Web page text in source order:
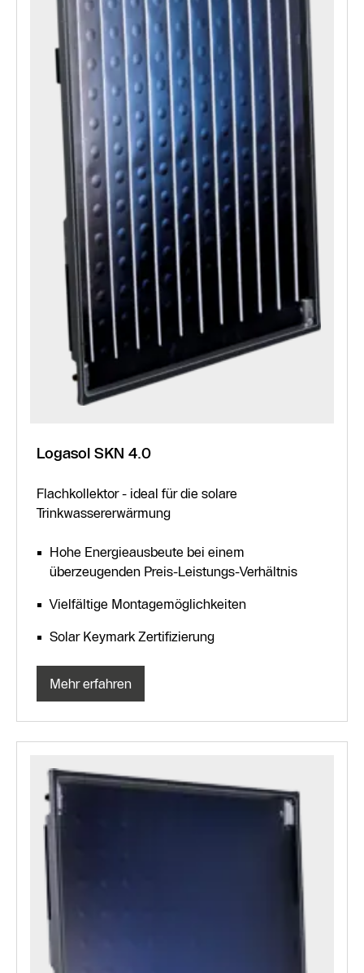
Logasol SKN 4.0
Flachkollektor - ideal für die solare
Trinkwassererwärmung
Hohe Energieausbeute bei einem
überzeugenden Preis-Leistungs-Verhältnis
Vielfältige Montagemöglichkeiten
Solar Keymark Zertifizierung
Mehr erfahren